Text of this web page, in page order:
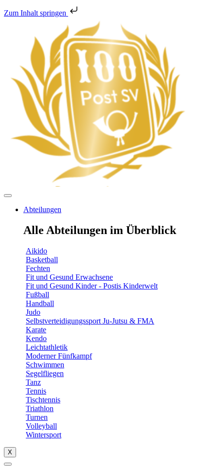
Zum Inhalt springen
Abteilungen
Alle Abteilungen im Überblick
Aikido
Basketball
Fechten
Fit und Gesund Erwachsene
Fit und Gesund Kinder - Postis Kinderwelt
Fußball
Handball
Judo
Selbstverteidigungssport Ju-Jutsu & FMA
Karate
Kendo
Leichtathletik
Moderner Fünfkampf
Schwimmen
Segelfliegen
Tanz
Tennis
Tischtennis
Triathlon
Turnen
Volleyball
Wintersport
X